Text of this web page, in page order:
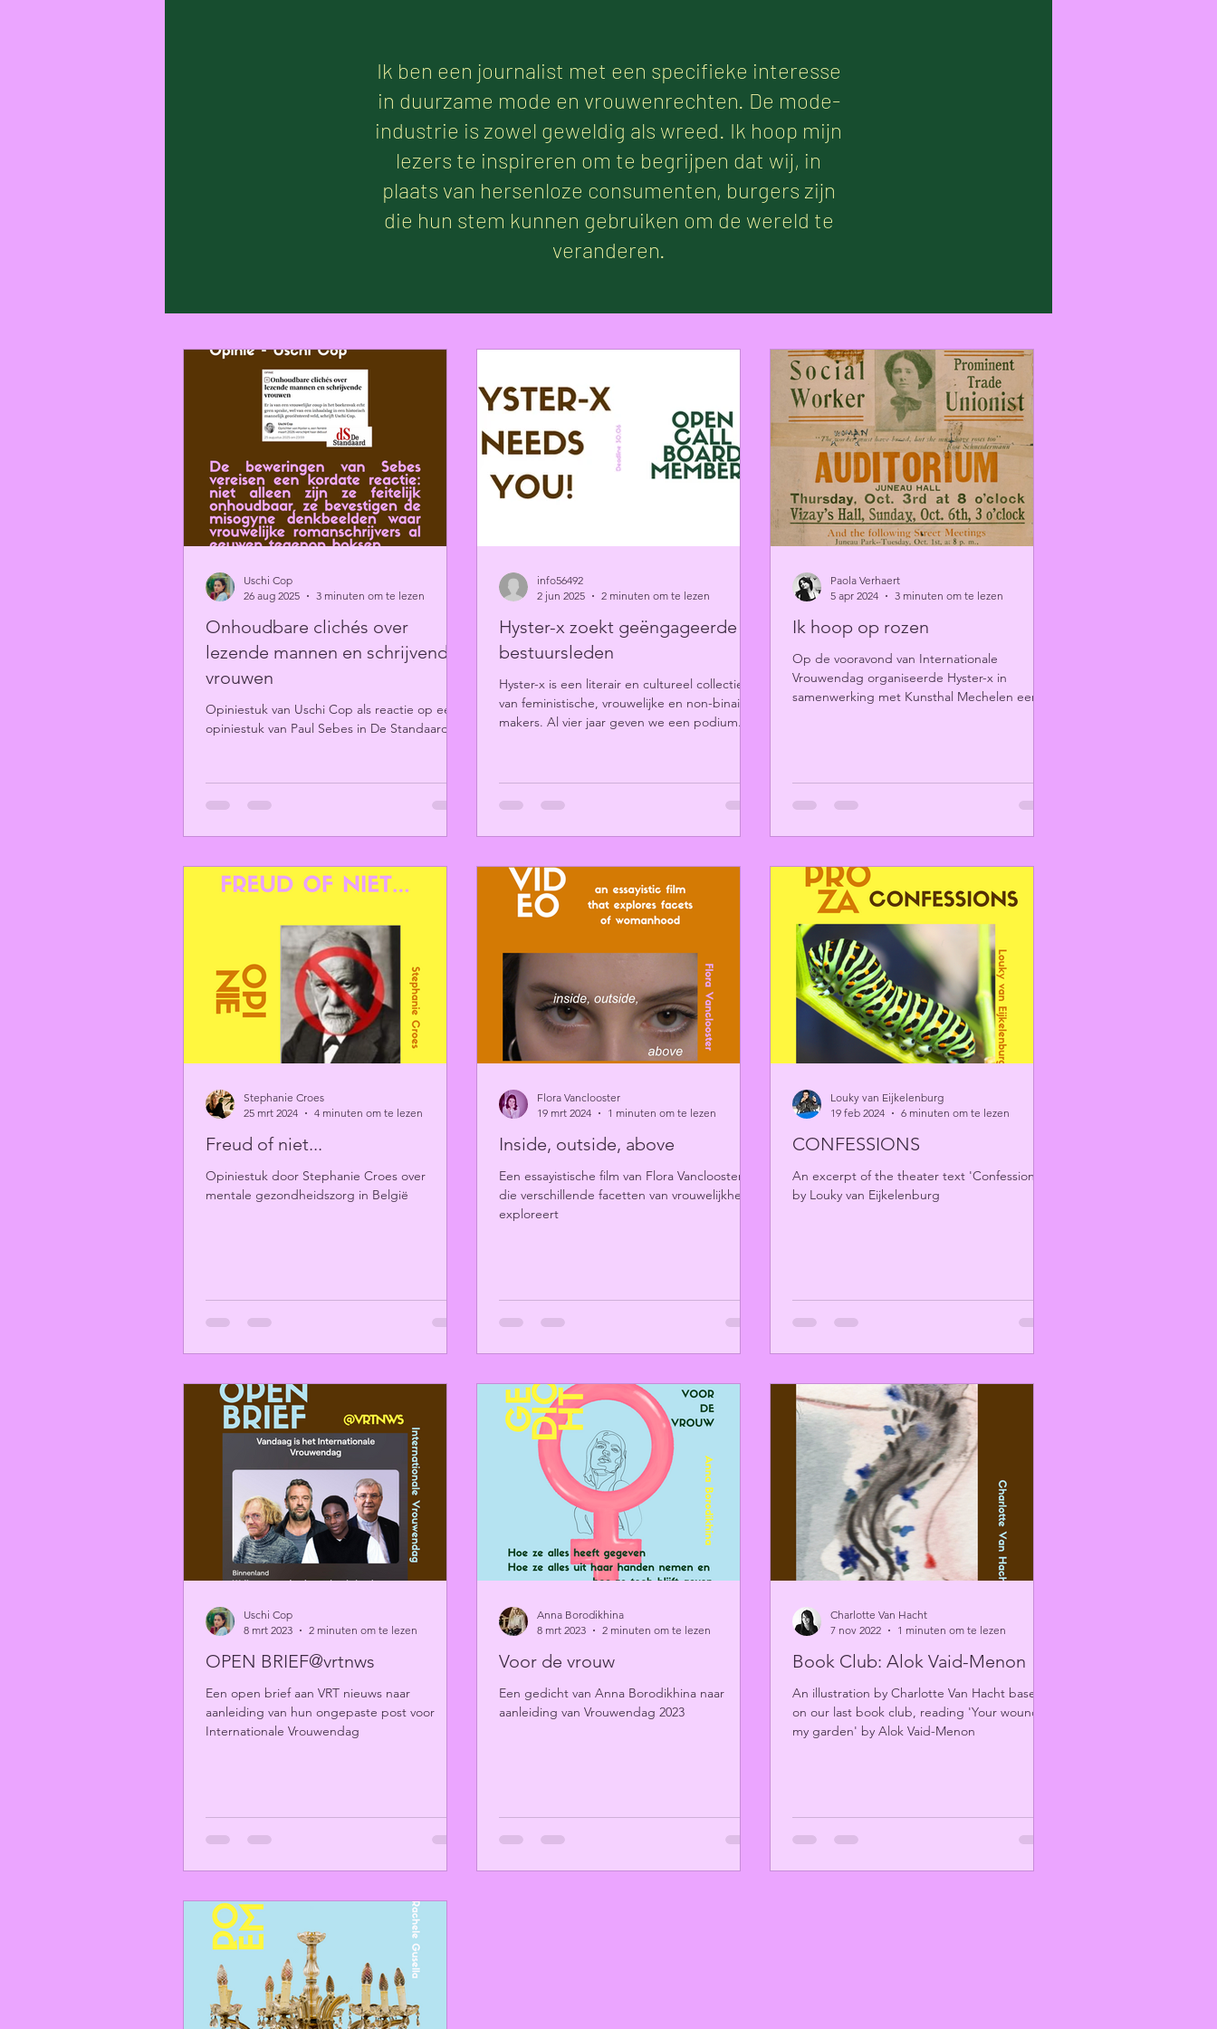
Ik ben een journalist met een specifieke interesse
in duurzame mode en vrouwenrechten. De mode-
industrie is zowel geweldig als wreed. Ik hoop mijn
lezers te inspireren om te begrijpen dat wij, in
plaats van hersenloze consumenten, burgers zijn
die hun stem kunnen gebruiken om de wereld te
veranderen.
Onhoudbare clichés over
lezende mannen en schrijvende
vrouwen
Opiniestuk van Uschi Cop als reactie op een
opiniestuk van Paul Sebes in De Standaard
Uschi Cop
26 aug 2025
3 minuten om te lezen
Hyster-x zoekt geëngageerde
bestuursleden
Hyster-x is een literair en cultureel collectief
van feministische, vrouwelijke en non-binaire
makers. Al vier jaar geven we een podium...
info56492
2 jun 2025
2 minuten om te lezen
Ik hoop op rozen
Op de vooravond van Internationale
Vrouwendag organiseerde Hyster-x in
samenwerking met Kunsthal Mechelen een
Paola Verhaert
5 apr 2024
3 minuten om te lezen
Freud of niet...
Opiniestuk door Stephanie Croes over
mentale gezondheidszorg in België
Stephanie Croes
25 mrt 2024
4 minuten om te lezen
Inside, outside, above
Een essayistische film van Flora Vanclooster
die verschillende facetten van vrouwelijkheid
exploreert
Flora Vanclooster
19 mrt 2024
1 minuten om te lezen
CONFESSIONS
An excerpt of the theater text 'Confessions'
by Louky van Eijkelenburg
Louky van Eijkelenburg
19 feb 2024
6 minuten om te lezen
OPEN BRIEF@vrtnws
Een open brief aan VRT nieuws naar
aanleiding van hun ongepaste post voor
Internationale Vrouwendag
Uschi Cop
8 mrt 2023
2 minuten om te lezen
Voor de vrouw
Een gedicht van Anna Borodikhina naar
aanleiding van Vrouwendag 2023
Anna Borodikhina
8 mrt 2023
2 minuten om te lezen
Book Club: Alok Vaid-Menon
An illustration by Charlotte Van Hacht based
on our last book club, reading 'Your wound,
my garden' by Alok Vaid-Menon
Charlotte Van Hacht
7 nov 2022
1 minuten om te lezen